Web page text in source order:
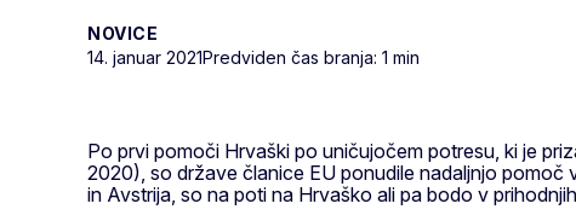
NOVICE
14. januar 2021Predviden čas branja: 1 min
Po prvi pomoči Hrvaški po uničujočem potresu, ki je
2020), so države članice EU ponudile nadaljnjo pomoč
in Avstrija, so na poti na Hrvaško ali pa bodo v